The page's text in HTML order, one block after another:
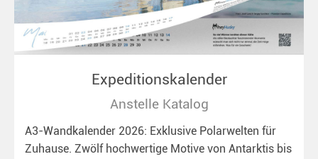
Expeditionskalender
Anstelle Katalog
A3-Wandkalender 2026: Exklusive Polarwelten für
Zuhause. Zwölf hochwertige Motive von Antarktis bis